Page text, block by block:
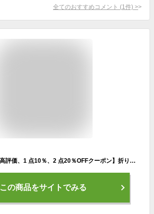
全てのおすすめコメント (1 件) >
【長期1年保証】【高評価、1 点10％、2 点20％OFFクーポン】折りたたみ椅子 軽量 アウトドアチェア キャンプ椅子 折りたたみイス チェア コンパクト ポータブルチェア 簡易チェア 折り畳み 携帯椅子 持ち運び 省スペース スリム 観戦 避難 花火大会 行列 運動会
この商品をサイトでみる